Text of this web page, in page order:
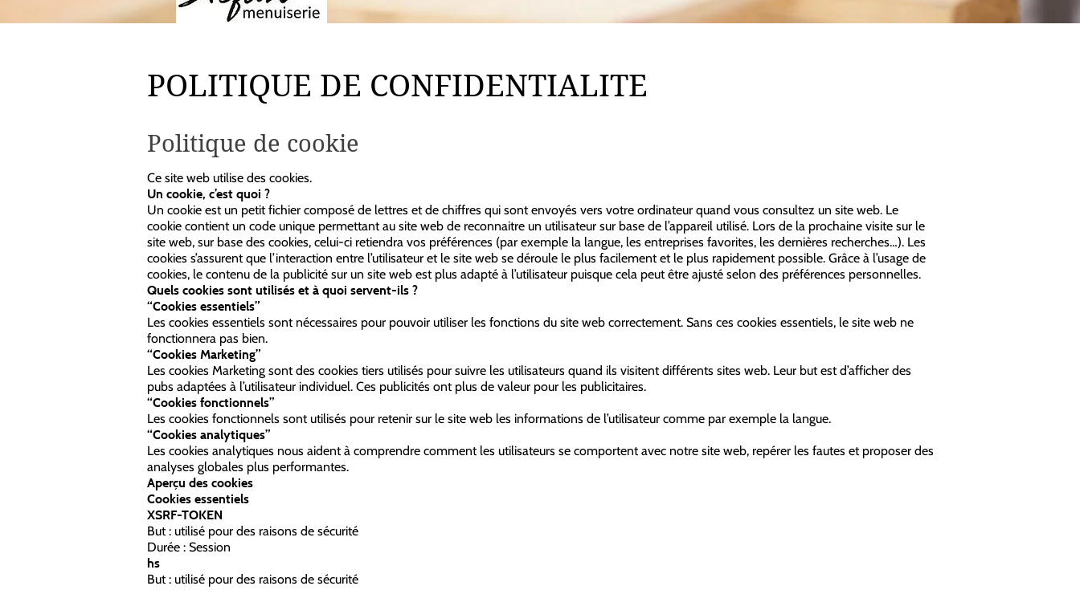
POLITIQUE DE CONFIDENTIALITE
Politique de cookie
Ce site web utilise des cookies.
Un cookie, c’est quoi ?
Un cookie est un petit fichier composé de lettres et de chiffres qui sont envoyés vers votre ordinateur quand vous consultez un site web. Le
cookie contient un code unique permettant au site web de reconnaitre un utilisateur sur base de l’appareil utilisé. Lors de la prochaine visite sur le
site web, sur base des cookies, celui-ci retiendra vos préférences (par exemple la langue, les entreprises favorites, les dernières recherches…). Les
cookies s’assurent que l’interaction entre l’utilisateur et le site web se déroule le plus facilement et le plus rapidement possible. Grâce à l’usage de
cookies, le contenu de la publicité sur un site web est plus adapté à l’utilisateur puisque cela peut être ajusté selon des préférences personnelles.
Quels cookies sont utilisés et à quoi servent-ils ?
“Cookies essentiels”
Les cookies essentiels sont nécessaires pour pouvoir utiliser les fonctions du site web correctement. Sans ces cookies essentiels, le site web ne
fonctionnera pas bien.
“Cookies Marketing”
Les cookies Marketing sont des cookies tiers utilisés pour suivre les utilisateurs quand ils visitent différents sites web. Leur but est d’afficher des
pubs adaptées à l’utilisateur individuel. Ces publicités ont plus de valeur pour les publicitaires.
“Cookies fonctionnels”
Les cookies fonctionnels sont utilisés pour retenir sur le site web les informations de l’utilisateur comme par exemple la langue.
“Cookies analytiques”
Les cookies analytiques nous aident à comprendre comment les utilisateurs se comportent avec notre site web, repérer les fautes et proposer des
analyses globales plus performantes.
Aperçu des cookies
Cookies essentiels
XSRF-TOKEN
But : utilisé pour des raisons de sécurité
Durée : Session
hs
But : utilisé pour des raisons de sécurité